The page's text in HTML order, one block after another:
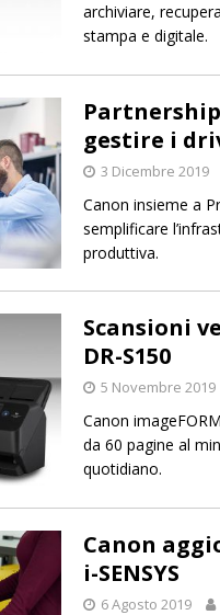
archiviare,
stampa e digitale.
gestire i
3 Dicembre 2019
Canon insieme a
semplificare
produttiva.
Scansioni
DR-S150
5 Novembre 2019
Canon
da 60 pagine al
quotidiano.
Canon
i-SENSYS
6 Agosto 2019